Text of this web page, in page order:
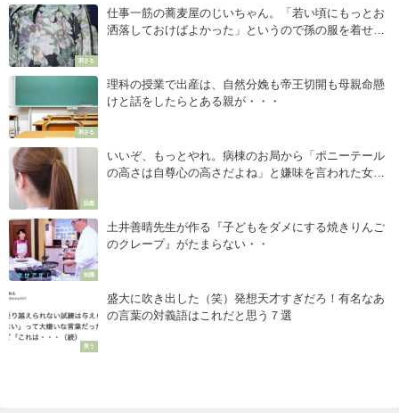
刺さる
仕事一筋の蕎麦屋のじいちゃん。「若い頃にもっとお
洒落しておけばよかった」というので孫の服を着せて
刺さる
理科の授業で出産は、自然分娩も帝王切開も母親命懸
けと話をしたらとある親が・・・
話題
いいぞ、もっとやれ。病棟のお局から「ポニーテール
の高さは自尊心の高さだよね」と嫌味を言われた女性
知識
土井善晴先生が作る『子どもをダメにする焼きりんご
のクレープ』がたまらない・・
笑う
盛大に吹き出した（笑）発想天才すぎだろ！有名なあ
の言葉の対義語はこれだと思う７選